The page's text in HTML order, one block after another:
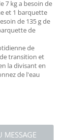
7 kg a besoin de
et 1 barquette
de 135 g de
de
de
transition et
la divisant en
de l'eau
MESSAGE